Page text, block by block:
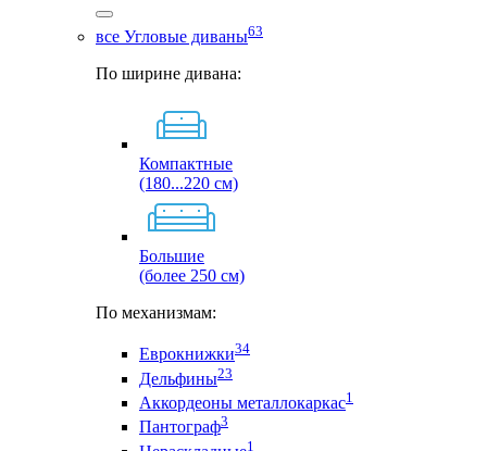
все Угловые диваны63
По ширине дивана:
Компактные
(180...220 см)
Большие
(более 250 см)
По механизмам:
Еврокнижки34
Дельфины23
Аккордеоны металлокаркас1
Пантограф3
1